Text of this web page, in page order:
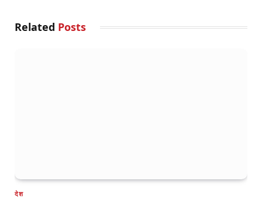
Related Posts
देश